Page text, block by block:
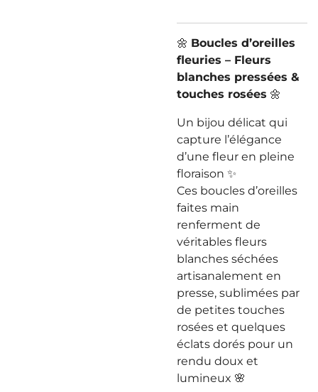
🌼 Boucles d’oreilles
fleuries – Fleurs
blanches pressées &
touches rosées 🌼
Un bijou délicat qui
capture l’élégance
d’une fleur en pleine
floraison ✨
Ces boucles d’oreilles
faites main
renferment de
véritables fleurs
blanches séchées
artisanalement en
presse, sublimées par
de petites touches
rosées et quelques
éclats dorés pour un
rendu doux et
lumineux 🌸